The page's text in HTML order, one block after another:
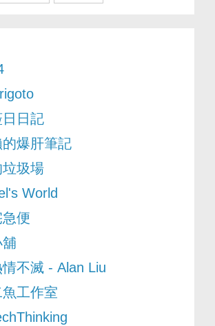
日記
爆肝筆記
圾場
World
便
不滅 - Alan Liu
工作室